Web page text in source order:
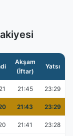
Akşam
(İftar)
Yatsı
21:45 23:29
21:43 23:29
21:41 23:28